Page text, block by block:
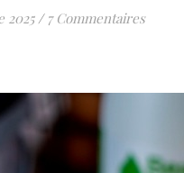
2025 / 7 Commentaires